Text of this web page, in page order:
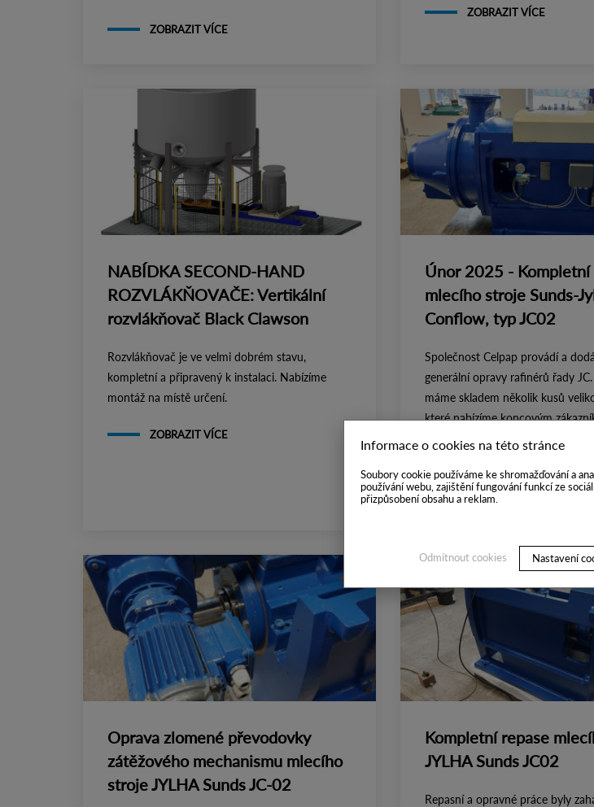
Informace o cookies na této stránce
Soubory cookie používáme ke shromažďování a
používání webu, zajištění fungování funkcí ze
přizpůsobení obsahu a reklam.
Nastavení
Odmítnout cookies
ZOBRAZIT VÍCE
ZOBRAZIT VÍCE
NABÍDKA SECOND-HAND
ROZVLÁKŇOVAČE: Vertikální
rozvlákňovač Black Clawson
Rozvlákňovač je ve velmi dobrém stavu,
kompletní a připravený k instalaci. Nabízíme
montáž na místě určení.
ZOBRAZIT VÍCE
Únor 2025 - Kompletní
mlecího stroje Sunds-
Conflow, typ JC02
Společnost Celpap provádí a
generální opravy rafinérů řady
máme skladem několik kusů
které nabízíme koncovým
jsou vyčištěny, rozebrány a
ZOBRAZIT VÍCE
Oprava zlomené převodovky
zátěžového mechanismu mlecího
stroje JYLHA Sunds JC-02
Kompletní repase
JYLHA Sunds JC02
Repasní a opravné práce byly